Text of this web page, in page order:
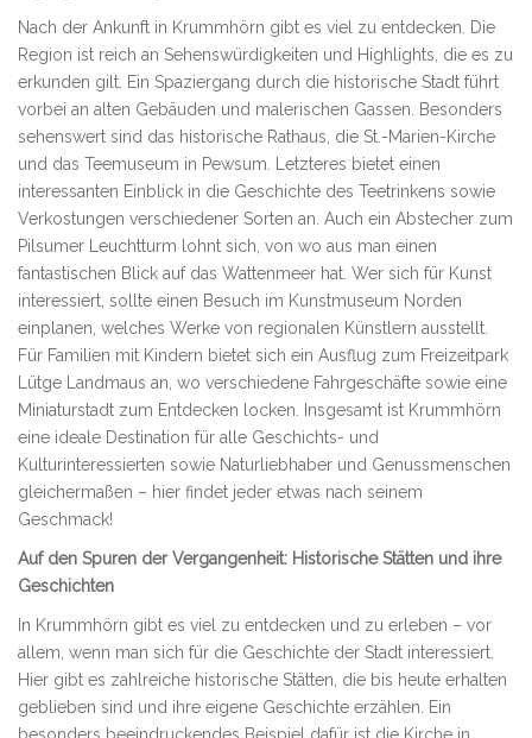
Nach der Ankunft in Krummhörn gibt es viel zu entdecken. Die
Region ist reich an Sehenswürdigkeiten und Highlights, die es zu
erkunden gilt. Ein Spaziergang durch die historische Stadt führt
vorbei an alten Gebäuden und malerischen Gassen. Besonders
sehenswert sind das historische Rathaus, die St.-Marien-Kirche
und das Teemuseum in Pewsum. Letzteres bietet einen
interessanten Einblick in die Geschichte des Teetrinkens sowie
Verkostungen verschiedener Sorten an. Auch ein Abstecher zum
Pilsumer Leuchtturm lohnt sich, von wo aus man einen
fantastischen Blick auf das Wattenmeer hat. Wer sich für Kunst
interessiert, sollte einen Besuch im Kunstmuseum Norden
einplanen, welches Werke von regionalen Künstlern ausstellt.
Für Familien mit Kindern bietet sich ein Ausflug zum Freizeitpark
Lütge Landmaus an, wo verschiedene Fahrgeschäfte sowie eine
Miniaturstadt zum Entdecken locken. Insgesamt ist Krummhörn
eine ideale Destination für alle Geschichts- und
Kulturinteressierten sowie Naturliebhaber und Genussmenschen
gleichermaßen – hier findet jeder etwas nach seinem
Geschmack!
Auf den Spuren der Vergangenheit: Historische Stätten und ihre
Geschichten
In Krummhörn gibt es viel zu entdecken und zu erleben – vor
allem, wenn man sich für die Geschichte der Stadt interessiert.
Hier gibt es zahlreiche historische Stätten, die bis heute erhalten
geblieben sind und ihre eigene Geschichte erzählen. Ein